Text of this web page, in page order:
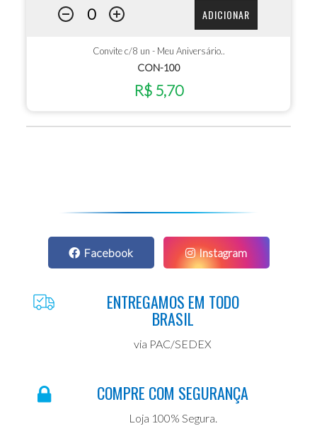
ADICIONAR
Convite c/8 un - Meu Aniversário..
CON-100
R$ 5,70
Facebook Instagram
ENTREGAMOS EM TODO
BRASIL
via PAC/SEDEX
COMPRE COM SEGURANÇA
Loja 100% Segura.